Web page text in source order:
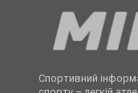
Спортивний